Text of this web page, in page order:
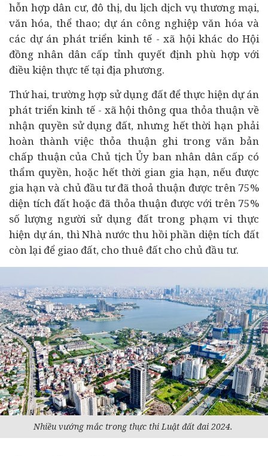
hỗn hợp dân cư, đô thị, du lịch dịch vụ thương mại,
văn hóa, thể thao; dự án công nghiệp văn hóa và
các dự án phát triển kinh tế - xã hội khác do Hội
đồng nhân dân cấp tỉnh quyết định phù hợp với
điều kiện thực tế tại địa phương.
Thứ hai, trường hợp sử dụng đất để thực hiện dự án
phát triển kinh tế - xã hội thông qua thỏa thuận về
nhận quyền sử dụng đất, nhưng hết thời hạn phải
hoàn thành việc thỏa thuận ghi trong văn bản
chấp thuận của Chủ tịch Ủy ban nhân dân cấp có
thẩm quyền, hoặc hết thời gian gia hạn, nếu được
gia hạn và chủ đầu tư đã thoả thuận được trên 75%
diện tích đất hoặc đã thỏa thuận được với trên 75%
số lượng người sử dụng đất trong phạm vi thực
hiện dự án, thì Nhà nước thu hồi phần diện tích đất
còn lại để giao đất, cho thuê đất cho chủ đầu tư.
Nhiều vướng mắc trong thực thi Luật đất đai 2024.